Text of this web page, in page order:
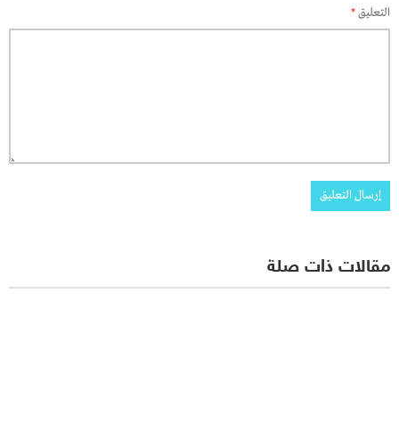
التعليق*
مقالات ذات صلة